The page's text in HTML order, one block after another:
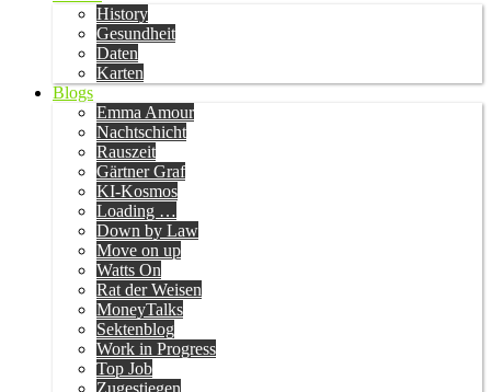
History
Gesundheit
Daten
Karten
Blogs
Emma Amour
Nachtschicht
Rauszeit
Gärtner Graf
KI-Kosmos
Loading …
Down by Law
Move on up
Watts On
Rat der Weisen
MoneyTalks
Sektenblog
Work in Progress
Top Job
Zugestiegen